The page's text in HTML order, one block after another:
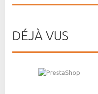
DÉJÀ VUS